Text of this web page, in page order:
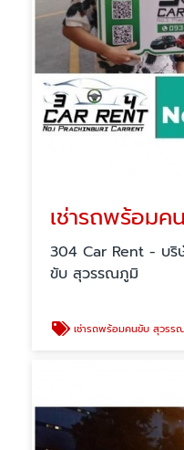
เช่ารถพร้อม
304 Car Rent - บริ
ขับ สุวรรณภูมิ
เช่ารถพร้อมคนขับ สุวรร